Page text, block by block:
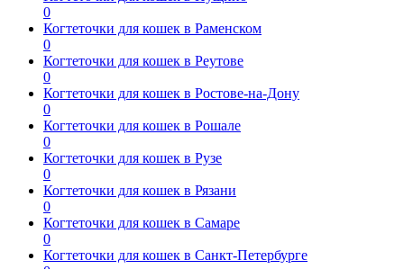
0
Когтеточки для кошек в Раменском
0
Когтеточки для кошек в Реутове
0
Когтеточки для кошек в Ростове-на-Дону
0
Когтеточки для кошек в Рошале
0
Когтеточки для кошек в Рузе
0
Когтеточки для кошек в Рязани
0
Когтеточки для кошек в Самаре
0
Когтеточки для кошек в Санкт-Петербурге